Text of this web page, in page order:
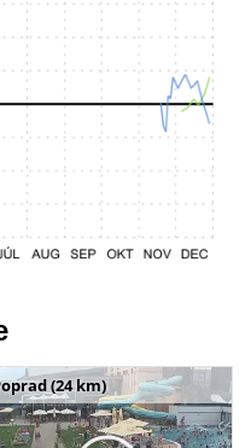
(24 km)